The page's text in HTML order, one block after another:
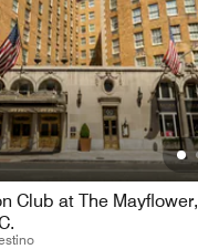
Club at The Mayflower,